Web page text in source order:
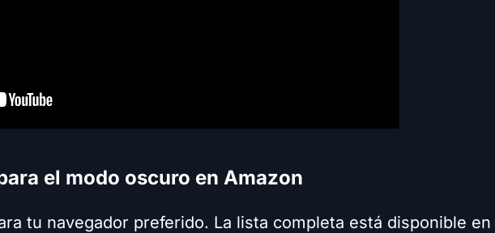
el modo oscuro en Amazon
tu navegador preferido. La lista completa está disponible en